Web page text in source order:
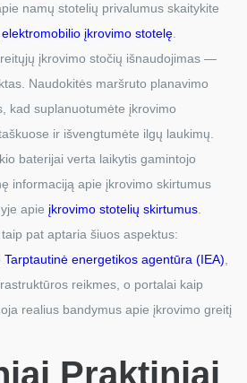
namų stotelių privalumus skaitykite
įkrovimo stotelę
įkrovimo stočių išnaudojimas —
Naudokitės maršruto planavimo
kad suplanuotumėte įkrovimo
ir išvengtumėte ilgų laukimų.
baterijai verta laikytis gamintojo
informaciją apie įkrovimo skirtumus
apie įkrovimo stotelių skirtumus
pat aptaria šiuos aspektus:
Tarptautinė energetikos agentūra (IEA)
reikmes, o portalai kaip
realius bandymus apie įkrovimo greitį
Praktiniai